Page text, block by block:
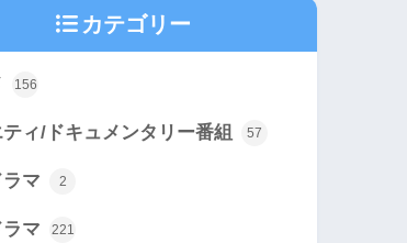
カテゴリー
156
ィ/ドキュメンタリー番組 57
マ 2
マ 221